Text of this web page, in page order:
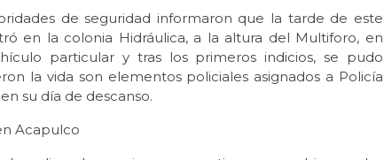
de seguridad informaron que la tarde de este
en la colonia Hidráulica, a la altura del Multiforo, en
particular y tras los primeros indicios, se pudo
la vida son elementos policiales asignados a Policía
su día de descanso.
Acapulco